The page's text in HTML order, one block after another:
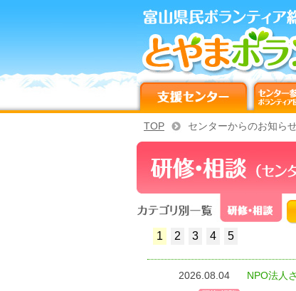
TOP センターからのお知ら
1 2 3 4 5
2026.08.04 NPO法人